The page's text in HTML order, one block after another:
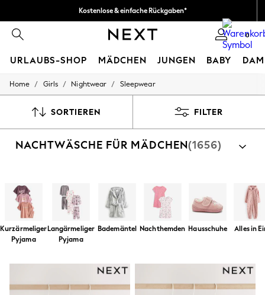
Kostenlose & einfache Rückgaben*
0
URLAUBS-SHOP MÄDCHEN JUNGEN BABY
HOLIDAY SHOP
All Swimwear
Beach Dresses & Kaftans
Jumpsuits & Playsuits
Linen Collection
Sandals
Shorts
Trousers
Sun Hats & Caps
Men's Holiday Shop
Accessories
Home / Girls / Nightwear / Sleepwear
SORTIEREN FILTER
NACHTWÄSCHE FÜR MÄDCHEN(1656)
Pyjama
Schlafanzüge Hausschuhe Bademäntel
Kurzärmeliger
Pyjama
Langärmeliger
Pyjama
Bademäntel Nachthemden Hausschuhe Alles in